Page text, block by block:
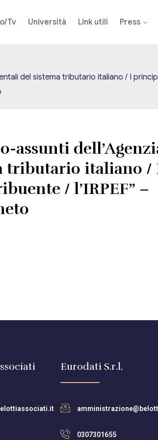
Tv Università Link utili Press
del sistema tributario italiano / I
assunti
tributario italiano /
/ l’IRPEF” –
Eurodati S.r.l.
0307301655